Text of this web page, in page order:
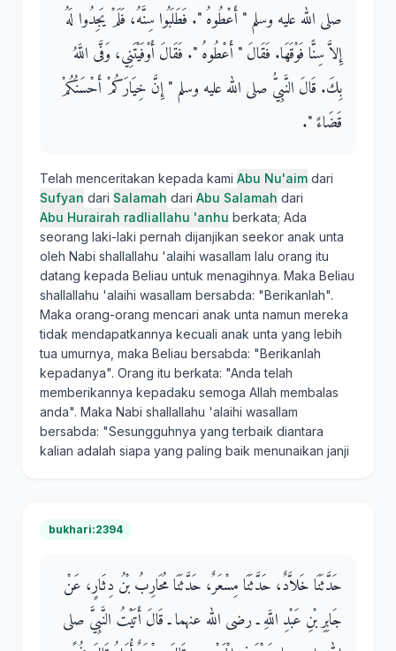
صلى الله عليه وسلم ‏"‏ أَعْطُوهُ ‏"‏‏.‏ فَطَلَبُوا سِنَّهُ، فَلَمْ يَجِدُوا لَهُ
إِلاَّ سِنًّا فَوْقَهَا‏.‏ فَقَالَ ‏"‏ أَعْطُوهُ ‏"‏‏.‏ فَقَالَ أَوْفَيْتَنِي، وَفَّى اللَّهُ
بِكَ‏.‏ قَالَ النَّبِيُّ صلى الله عليه وسلم ‏"‏ إِنَّ خِيَارَكُمْ أَحْسَنُكُمْ
قَضَاءً ‏"‏‏.‏
Telah menceritakan kepada kami Abu Nu'aim dari
Sufyan dari Salamah dari Abu Salamah dari
Abu Hurairah radliallahu 'anhu berkata; Ada
seorang laki-laki pernah dijanjikan seekor anak unta
oleh Nabi shallallahu 'alaihi wasallam lalu orang itu
datang kepada Beliau untuk menagihnya. Maka Beliau
shallallahu 'alaihi wasallam bersabda: "Berikanlah".
Maka orang-orang mencari anak unta namun mereka
tidak mendapatkannya kecuali anak unta yang lebih
tua umurnya, maka Beliau bersabda: "Berikanlah
kepadanya". Orang itu berkata: "Anda telah
memberikannya kepadaku semoga Allah membalas
anda". Maka Nabi shallallahu 'alaihi wasallam
bersabda: "Sesungguhnya yang terbaik diantara
kalian adalah siapa yang paling baik menunaikan janji
bukhari:2394
حَدَّثَنَا خَلاَّدٌ، حَدَّثَنَا مِسْعَرٌ، حَدَّثَنَا مُحَارِبُ بْنُ دِثَارٍ، عَنْ
جَابِرِ بْنِ عَبْدِ اللَّهِ ـ رضى الله عنهما ـ قَالَ أَتَيْتُ النَّبِيَّ صلى